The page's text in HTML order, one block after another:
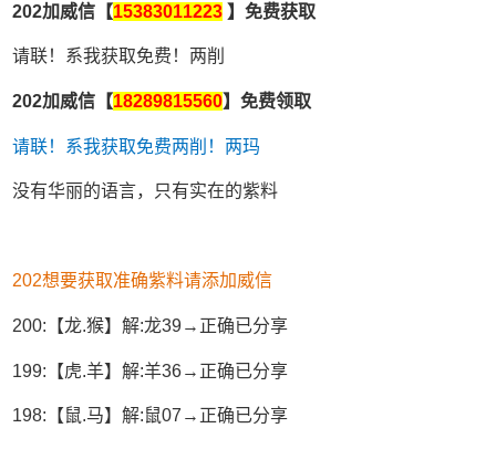
202加威信【15383011223 】免费获取
请联！系我获取免费！两削
202加威信【18289815560】免费领取
请联！系我获取免费两削！两玛
没有华丽的语言，只有实在的紫料
202想要获取准确紫料请添加威信
200:【龙.猴】解:龙39→正确已分享
199:【虎.羊】解:羊36→正确已分享
198:【鼠.马】解:鼠07→正确已分享